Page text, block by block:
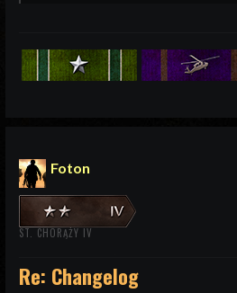
Foton
ST. CHORĄŻY IV
Re: Changelog